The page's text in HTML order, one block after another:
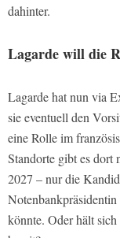
dahinter.
Lagarde will die
Lagarde hat nun via
sie eventuell den
eine Rolle im
Standorte gibt es
2027 – nur die
könnte. Oder hält